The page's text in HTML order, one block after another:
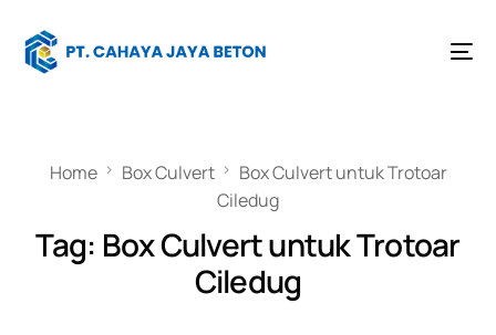
Home Box Culvert
Box Culvert untuk Trotoar
Ciledug
Tag: Box Culvert untuk Trotoar
Ciledug